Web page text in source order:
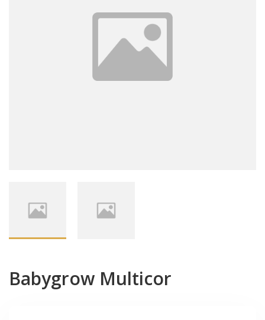
Babygrow Multicor